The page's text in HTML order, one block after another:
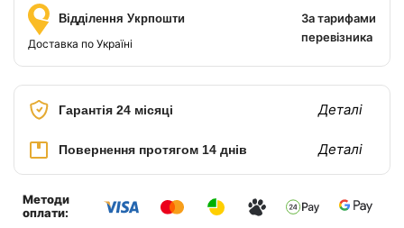
Відділення Укрпошти
Доставка по Україні
За тарифами
перевізника
Гарантія 24 місяці Деталі
Повернення протягом 14 днів Деталі
Методи
оплати: